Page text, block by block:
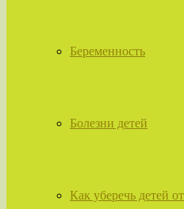
Беременность
Болезни детей
Как уберечь детей